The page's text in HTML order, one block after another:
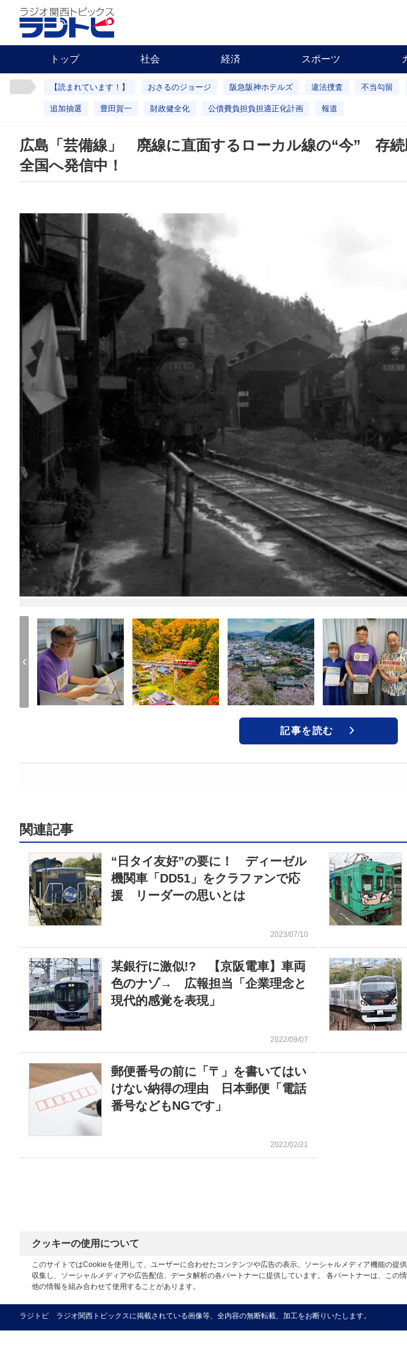
トップ 社会 経済 スポーツ
【読まれています！】 おさるのジョージ 阪急阪神ホテルズ 違法捜査 不当勾留
追加抽選 豊田賀一 財政健全化 公債費負担負担適正化計画 報道
広島「芸備線」 廃線に直面するローカル線の“今” 存
全国へ発信中！
記事を読む
関連記事
“日タイ友好”の要に！ ディーゼル
機関車「DD51」をクラファンで応
援 リーダーの思いとは
2023/07/10
某銀行に激似!? 【京阪電車】車両
色のナゾ→ 広報担当「企業理念と
現代的感覚を表現」
2022/09/07
郵便番号の前に「〒」を書いてはい
けない納得の理由 日本郵便「電話
番号などもNGです」
2022/02/21
クッキーの使用について
このサイトではCookieを使用して、ユーザーに合わせたコンテンツや広告の表示、ソーシャルメディア機能の
収集し、ソーシャルメディアや広告配信、データ解析の各パートナーに提供しています。 各パートナーは、こ
他の情報を組み合わせて使用することがあります。
ラジトピ ラジオ関西トピックスに掲載されている画像等、全内容の無断転載、加工をお断りいたします。